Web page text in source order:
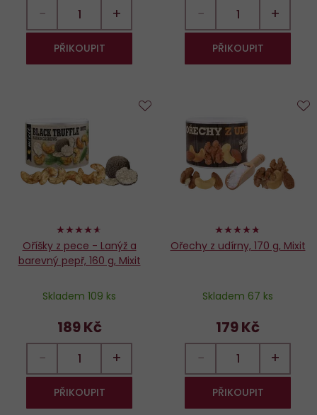
− +
PŘIKOUPIT
− +
PŘIKOUPIT
92%
Oříšky z pece - Lanýž a
barevný pepř, 160 g, Mixit
Skladem 109 ks
189 Kč
− +
PŘIKOUPIT
oblíbených
94%
Ořechy z udírny, 170 g, Mixit
Skladem 67 ks
179 Kč
− +
PŘIKOUPIT